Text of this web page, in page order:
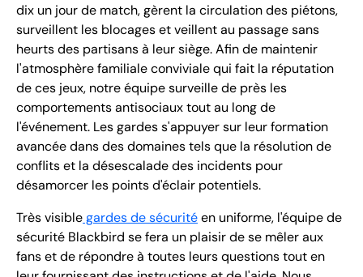
dix un jour de match, gèrent la circulation des piétons,
surveillent les blocages et veillent au passage sans
heurts des partisans à leur siège. Afin de maintenir
l'atmosphère familiale conviviale qui fait la réputation
de ces jeux, notre équipe surveille de près les
comportements antisociaux tout au long de
l'événement. Les gardes s'appuyer sur leur formation
avancée dans des domaines tels que la résolution de
conflits et la désescalade des incidents pour
désamorcer les points d'éclair potentiels.
Très visiblegardes de sécuritéen uniforme, l'équipe de
sécurité Blackbird se fera un plaisir de se mêler aux
fans et de répondre à toutes leurs questions tout en